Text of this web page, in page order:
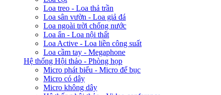
Loa treo - Loa thả trần
Loa sân vườn - Loa giả đá
Loa ngoài trời chống nước
Loa ẩn - Loa nội thất
Loa Active - Loa liền công suất
Loa cầm tay - Megaphone
Hệ thống Hội thảo - Phòng họp
Micro phát biểu - Micro để bục
Micro có dây
Micro không dây